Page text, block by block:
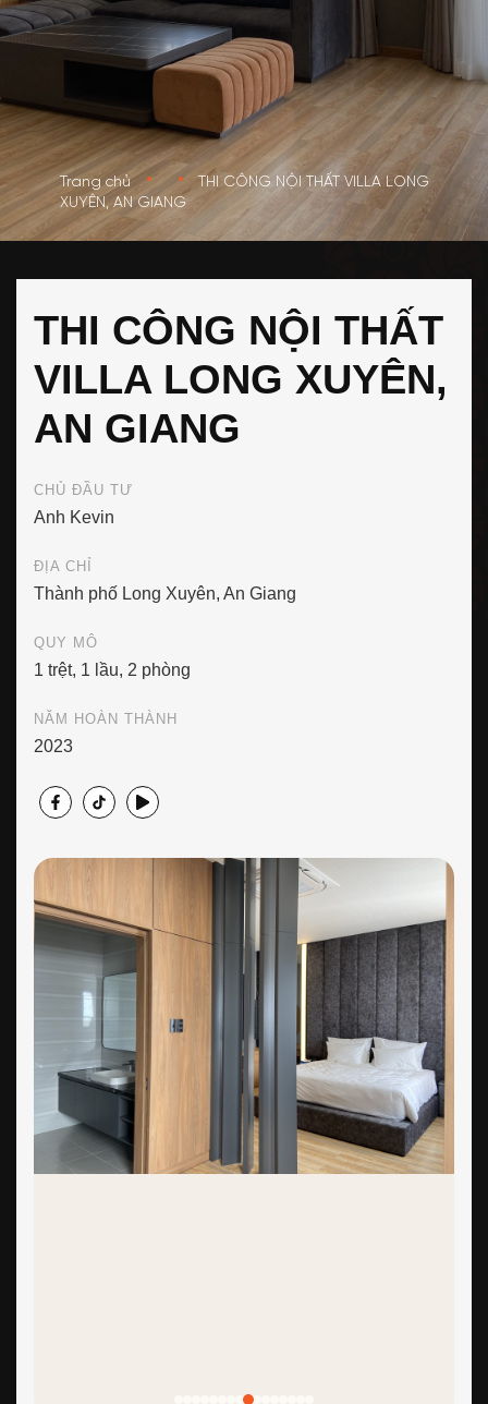
Trang chủ • •
THI CÔNG NỘI THẤT VILLA LONG
XUYÊN, AN GIANG
THI CÔNG NỘI THẤT
VILLA LONG XUYÊN,
AN GIANG
CHỦ ĐẦU TƯ
Anh Kevin
ĐỊA CHỈ
Thành phố Long Xuyên, An Giang
QUY MÔ
1 trệt, 1 lầu, 2 phòng
NĂM HOÀN THÀNH
2023